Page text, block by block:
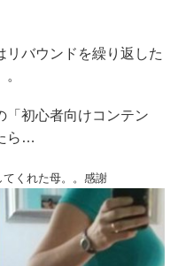
リバウンドを繰り返した
「初心者向けコンテン
ら…
くれた母。。感謝